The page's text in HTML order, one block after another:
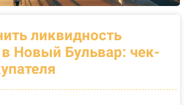
ликвидность
Новый Бульвар: чек-